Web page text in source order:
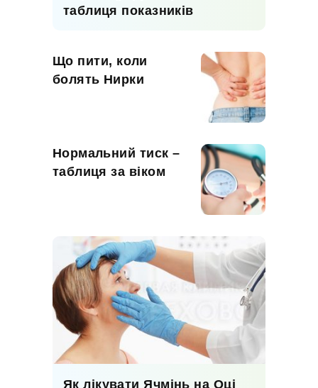
таблиця показників
Що пити, коли
болять Нирки
Нормальний тиск –
таблиця за віком
Як лікувати Ячмінь на Оці